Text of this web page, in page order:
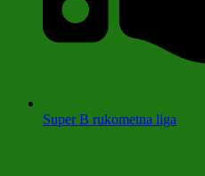
Super B rukometna liga